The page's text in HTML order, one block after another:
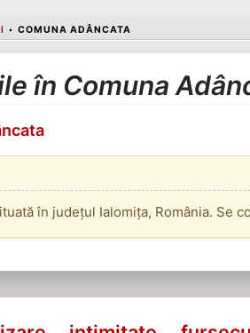
• COMUNA ADÂNCATA
în Comuna
în județul Ialomița, România. Se